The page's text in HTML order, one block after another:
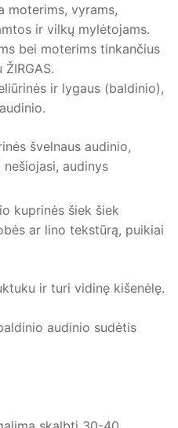
moterims, vyrams,
ir vilkų mylėtojams.
bei moterims tinkančius
ir lygaus (baldinio),
švelnaus audinio,
audinys
kuprinės šiek šiek
ar lino tekstūrą, puikiai
ir turi vidinę kišenėlę.
audinio sudėtis